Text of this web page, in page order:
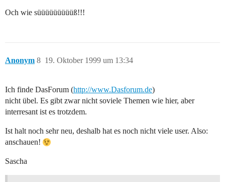
Och wie süüüüüüüüüß!!!
Anonym 19. Oktober 1999 um 13:34
8
Ich finde DasForum (http://www.Dasforum.de)
nicht übel. Es gibt zwar nicht soviele Themen wie hier, aber
interresant ist es trotzdem.
Ist halt noch sehr neu, deshalb hat es noch nicht viele user. Also:
anschauen!
Sascha